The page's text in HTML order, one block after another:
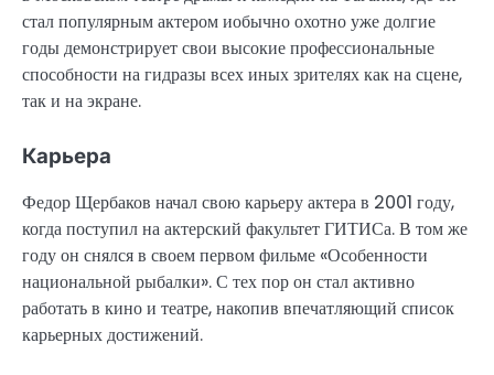
стал популярным актером иобычно охотно уже долгие
годы демонстрирует свои высокие профессиональные
способности на гидразы всех иных зрителях как на сцене,
так и на экране.
Карьера
Федор Щербаков начал свою карьеру актера в 2001 году,
когда поступил на актерский факультет ГИТИСа. В том же
году он снялся в своем первом фильме «Особенности
национальной рыбалки». С тех пор он стал активно
работать в кино и театре, накопив впечатляющий список
карьерных достижений.